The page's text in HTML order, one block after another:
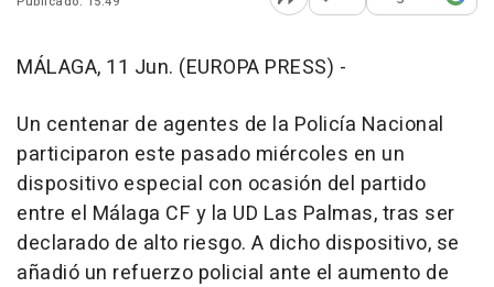
Abrir opciones para
MÁLAGA, 11 Jun. (EUROPA PRESS) -
Un centenar de agentes de la Policía Nacional
participaron este pasado miércoles en un
dispositivo especial con ocasión del partido
entre el Málaga CF y la UD Las Palmas, tras ser
declarado de alto riesgo. A dicho dispositivo, se
añadió un refuerzo policial ante el aumento de